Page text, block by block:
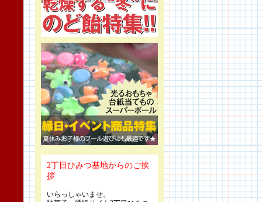
2丁目ひみつ基地からのご挨
拶
いらっしゃいませ。